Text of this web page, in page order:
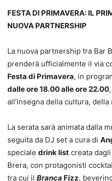
FESTA DI PRIMAVERA: IL
NUOVA PARTNERSHIP
La nuova partnership tra Bar
prenderà ufficialmente il via
Festa di Primavera, in
dalle ore 18.00 alle ore 22.00
all’insegna della cultura,
La serata sarà animata dalla
seguita da DJ set a cura di
speciale drink list creata
Brera, con protagonisti
tra cui il Branca Fizz,